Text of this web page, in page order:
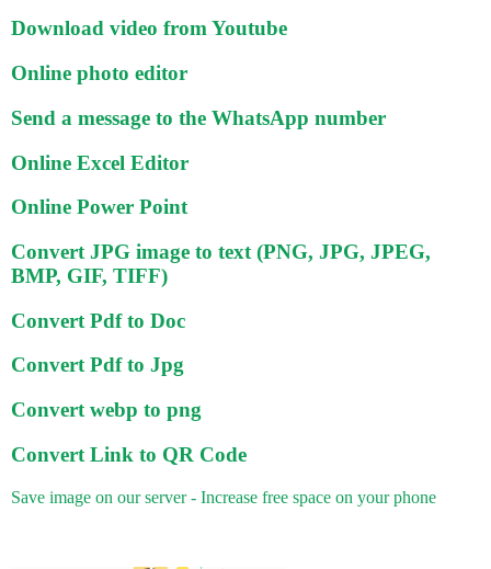
Download video from Youtube
Online photo editor
Send a message to the WhatsApp number
Online Excel Editor
Online Power Point
Convert JPG image to text (PNG, JPG, JPEG,
BMP, GIF, TIFF)
Convert Pdf to Doc
Convert Pdf to Jpg
Convert webp to png
Convert Link to QR Code
Save image on our server - Increase free space on your phone